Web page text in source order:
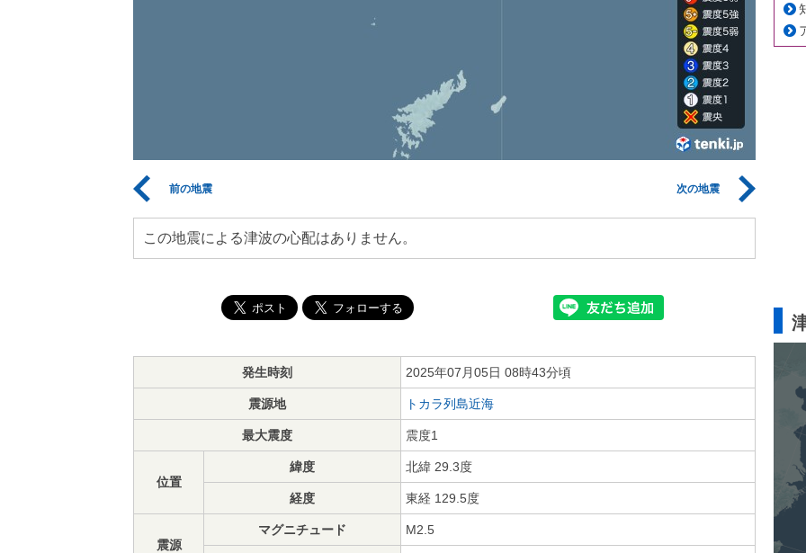
前の地震 次の地震
この地震による津波の心配はありません。
発生時刻 2025年07月05日 08時43分頃
震源地 トカラ列島近海
最大震度 震度1
位置
緯度 北緯 29.3度
経度 東経 129.5度
震源
マグニチュード M2.5